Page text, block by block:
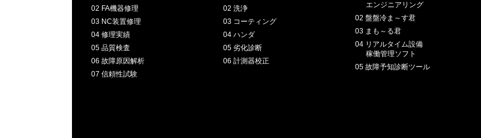
RECRUIT
採用情報
02 FA機器修理
03 NC装置修理
04 修理実績
05 品質検査
06 故障原因解析
07 信頼性試験
02 洗浄
03 コーティング
04 ハンダ
05 劣化診断
06 計測器校正
エンジニアリング
02 盤盤冷ま～す君
03 まも～る君
04 リアルタイム設備
稼働管理ソフト
05 故障予知診断ツール